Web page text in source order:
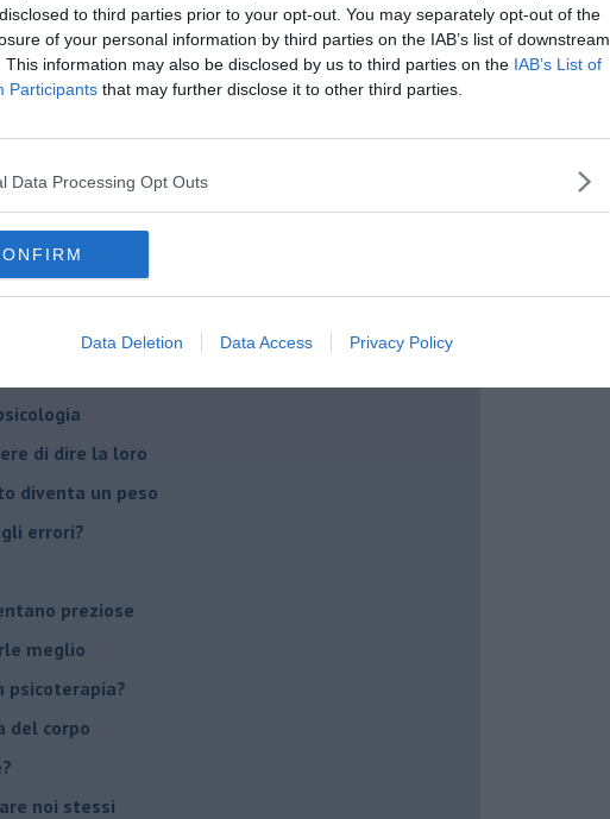
to third parties prior to your opt-out. You may separately opt-out of the
of your personal information by third parties on the IAB’s list of downstream
This information may also be disclosed by us to third parties on the IAB’s List of
Participants that may further disclose it to other third parties.
Data Processing Opt Outs
Data Deletion Data Access Privacy Policy
è fondamentale
il tuo tempo
essere madre!
supereroi?
di dire la loro
diventa un peso
errori?
preziose
meglio
psicoterapia?
del corpo
noi stessi